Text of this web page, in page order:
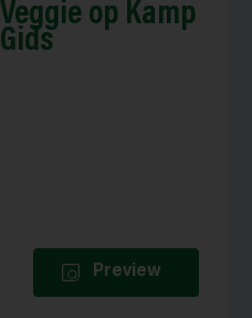
Veggie op Kamp
Gids
Preview